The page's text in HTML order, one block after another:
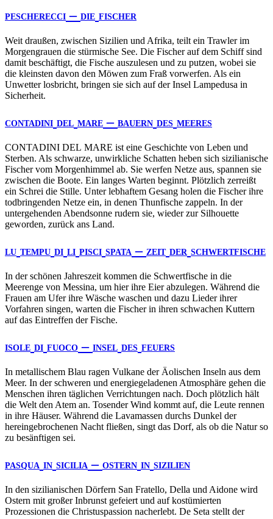
PESCHERECCI – DIE FISCHER
Weit draußen, zwischen Sizilien und Afrika, teilt ein Trawler im
Morgengrauen die stürmische See. Die Fischer auf dem Schiff sind
damit beschäftigt, die Fische auszulesen und zu putzen, wobei sie
die kleinsten davon den Möwen zum Fraß vorwerfen. Als ein
Unwetter losbricht, bringen sie sich auf der Insel Lampedusa in
Sicherheit.
CONTADINI DEL MARE – BAUERN DES MEERES
CONTADINI DEL MARE ist eine Geschichte von Leben und
Sterben. Als schwarze, unwirkliche Schatten heben sich sizilianische
Fischer vom Morgenhimmel ab. Sie werfen Netze aus, spannen sie
zwischen die Boote. Ein langes Warten beginnt. Plötzlich zerreißt
ein Schrei die Stille. Unter lebhaftem Gesang holen die Fischer ihre
todbringenden Netze ein, in denen Thunfische zappeln. In der
untergehenden Abendsonne rudern sie, wieder zur Silhouette
geworden, zurück ans Land.
LU TEMPU DI LI PISCI SPATA – ZEIT DER SCHWERTFISCHE
In der schönen Jahreszeit kommen die Schwertfische in die
Meerenge von Messina, um hier ihre Eier abzulegen. Während die
Frauen am Ufer ihre Wäsche waschen und dazu Lieder ihrer
Vorfahren singen, warten die Fischer in ihren schwachen Kuttern
auf das Eintreffen der Fische.
ISOLE DI FUOCO – INSEL DES FEUERS
In metallischem Blau ragen Vulkane der Äolischen Inseln aus dem
Meer. In der schweren und energiegeladenen Atmosphäre gehen die
Menschen ihren täglichen Verrichtungen nach. Doch plötzlich hält
die Welt den Atem an. Tosender Wind kommt auf, die Leute rennen
in ihre Häuser. Während die Lavamassen durchs Dunkel der
hereingebrochenen Nacht fließen, singt das Dorf, als ob die Natur so
zu besänftigen sei.
PASQUA IN SICILIA – OSTERN IN SIZILIEN
In den sizilianischen Dörfern San Fratello, Della und Aidone wird
Ostern mit großer Inbrunst gefeiert und auf kostümierten
Prozessionen die Christuspassion nacherlebt. De Seta stellt der